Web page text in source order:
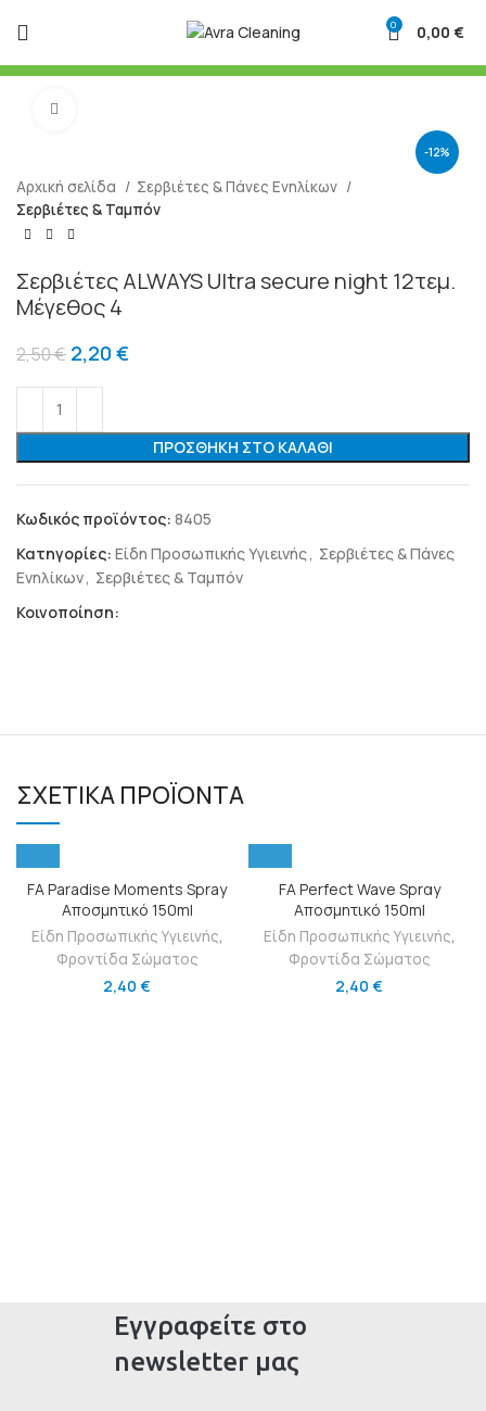
0 0,00 €
-12%
Αρχική σελίδα
Σερβιέτες & Πάνες Ενηλίκων
Σερβιέτες & Ταμπόν
Σερβιέτες ALWAYS Ultra secure night 12τεμ.
Μέγεθος 4
2,50€ 2,20 €
ΠΡΟΣΘΉΚΗ ΣΤΟ ΚΑΛΆΘΙ
Κωδικός προϊόντος: 8405
Κατηγορίες: Είδη Προσωπικής Υγιεινής, Σερβιέτες & Πάνες
Ενηλίκων, Σερβιέτες & Ταμπόν
Κοινοποίηση:
ΣΧΕΤΙΚΆ ΠΡΟΪΌΝΤΑ
FA Paradise Moments Spray
Αποσμητικό 150ml
Είδη Προσωπικής Υγιεινής,
Φροντίδα Σώματος
2,40 €
FΑ Perfect Wave Sprαy
Αποσμητικό 150ml
Είδη Προσωπικής Υγιεινής,
Φροντίδα Σώματος
2,40 €
Εγγραφείτε στο
newsletter μας